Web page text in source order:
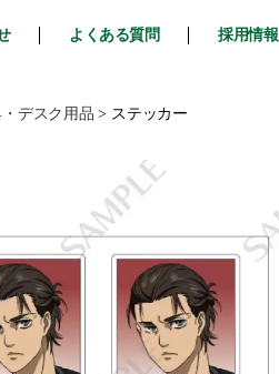
よくある質問 採用情報
デスク用品 > ステッカー